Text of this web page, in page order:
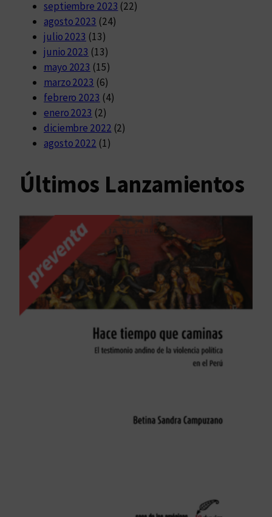
septiembre 2023 (22)
agosto 2023 (24)
julio 2023 (13)
junio 2023 (13)
mayo 2023 (15)
marzo 2023 (6)
febrero 2023 (4)
enero 2023 (2)
diciembre 2022 (2)
agosto 2022 (1)
Últimos Lanzamientos